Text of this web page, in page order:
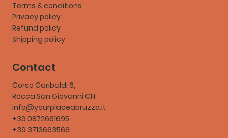
Terms & conditions
Privacy policy
Refund policy
Shipping policy
Contact
Corso Garibaldi 6,
Rocca San Giovanni CH
info@yourplaceabruzzo.it
+39 0872661695
+39 3713663566